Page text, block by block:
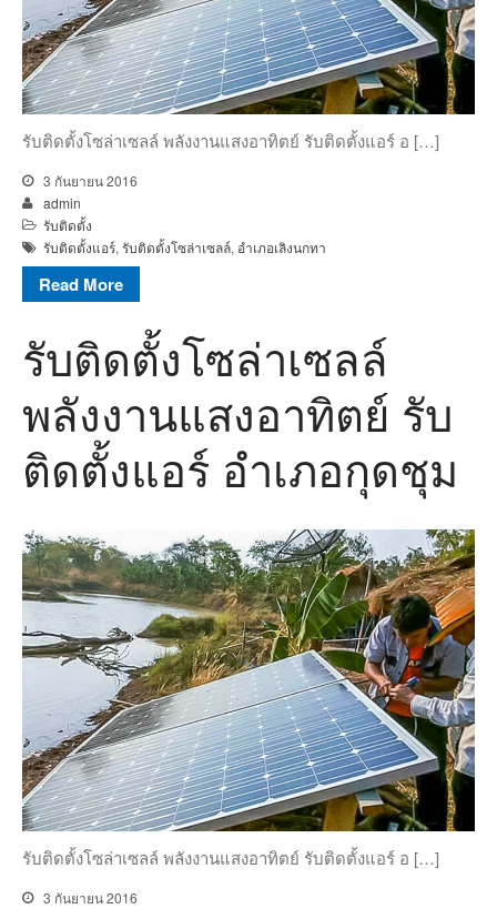
รับติดตั้งโซล่าเซลล์ พลังงานแสงอาทิตย์ รับติดตั้งแอร์ อ […]
3 กันยายน 2016
admin
รับติดตั้ง
รับติดตั้งแอร์, รับติดตั้งโซล่าเซลล์, อำเภอเลิงนกทา
Read More
รับติดตั้งโซล่าเซลล์
พลังงานแสงอาทิตย์ รับ
ติดตั้งแอร์ อำเภอกุดชุม
รับติดตั้งโซล่าเซลล์ พลังงานแสงอาทิตย์ รับติดตั้งแอร์ อ […]
3 กันยายน 2016